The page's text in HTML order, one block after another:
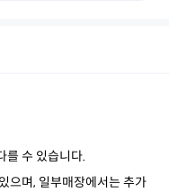
를 수 있습니다.
으며, 일부매장에서는 추가